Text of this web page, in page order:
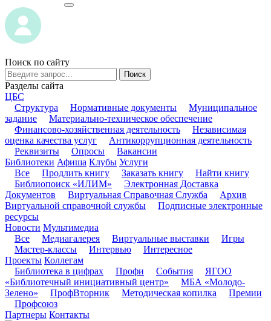
Поиск по сайту
Поиск
Разделы сайта
ЦБС
Структура
Нормативные документы
Муниципальное
задание
Материально-техническое обеспечение
Финансово-хозяйственная деятельность
Независимая
оценка качества услуг
Антикоррупционная деятельность
Реквизиты
Опросы
Вакансии
Библиотеки Афиша Клубы Услуги
Все
Продлить книгу Заказать книгу
Найти книгу
Библиопоиск «ИЛИМ»
Электронная Доставка
Документов
Виртуальная Справочная Служба
Архив
Виртуальной справочной службы
Подписные электронные
ресурсы
Новости Мультимедиа
Все
Медиагалерея Виртуальные выставки
Игры
Мастер-классы
Интервью
Интересное
Проекты Коллегам
Библиотека в цифрах
Профи События
ЯГОО
«Библиотечный инициативный центр»
МБА «Молодо-
Зелено»
ПрофВторник Методическая копилка
Премии
Профсоюз
Партнеры Контакты